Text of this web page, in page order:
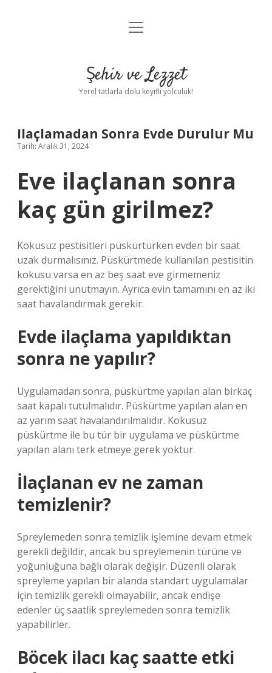
Anasayfa
Yasal Uyarı
menüyü
Şehir ve Lezzet
Yerel tatlarla dolu keyifli yolculuk!
Ilaçlamadan Sonra Evde Durulur Mu
Tarih: Aralık 31, 2024
Eve ilaçlanan sonra
kaç gün girilmez?
Kokusuz pestisitleri püskürtürken evden bir saat
uzak durmalısınız. Püskürtmede kullanılan pestisitin
kokusu varsa en az beş saat eve girmemeniz
gerektiğini unutmayın. Ayrıca evin tamamını en az iki
saat havalandırmak gerekir.
Evde ilaçlama yapıldıktan
sonra ne yapılır?
Uygulamadan sonra, püskürtme yapılan alan birkaç
saat kapalı tutulmalıdır. Püskürtme yapılan alan en
az yarım saat havalandırılmalıdır. Kokusuz
püskürtme ile bu tür bir uygulama ve püskürtme
yapılan alanı terk etmeye gerek yoktur.
İlaçlanan ev ne zaman
temizlenir?
Spreylemeden sonra temizlik işlemine devam etmek
gerekli değildir, ancak bu spreylemenin türüne ve
yoğunluğuna bağlı olarak değişir. Düzenli olarak
spreyleme yapılan bir alanda standart uygulamalar
için temizlik gerekli olmayabilir, ancak endişe
edenler üç saatlik spreylemeden sonra temizlik
yapabilirler.
Böcek ilacı kaç saatte etki